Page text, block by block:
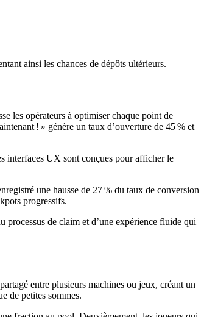
ainsi les chances de dépôts ultérieurs.
les opérateurs à optimiser chaque point de
! » génère un taux d’ouverture de 45 % et
interfaces UX sont conçues pour afficher le
une hausse de 27 % du taux de conversion
progressifs.
de claim et d’une expérience fluide qui
entre plusieurs machines ou jeux, créant un
de petites sommes.